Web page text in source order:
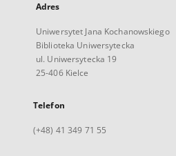
Adres
Uniwersytet Jana Kochanowskiego
Biblioteka Uniwersytecka
ul. Uniwersytecka 19
25-406 Kielce
Telefon
(+48) 41 349 71 55